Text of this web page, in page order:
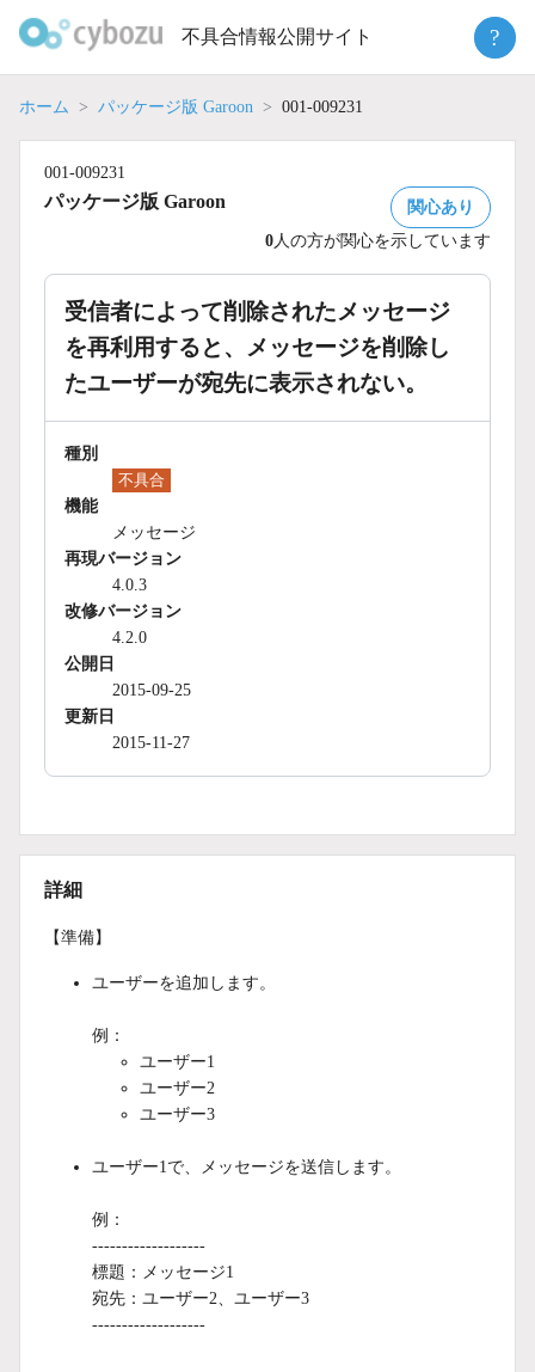
不具合情報公開サイト ?
ホーム パッケージ版 Garoon 001-009231
001-009231
パッケージ版 Garoon
関心あり
0 人の方が関心を示しています
受信者によって削除されたメッセージ
を再利用すると、メッセージを削除し
たユーザーが宛先に表示されない。
種別
不具合
機能
メッセージ
再現バージョン
4.0.3
改修バージョン
4.2.0
公開日
2015-09-25
更新日
2015-11-27
詳細
【準備】
ユーザーを追加します。
例：
ユーザー1
ユーザー2
ユーザー3
ユーザー1で、メッセージを送信します。
例：
-------------------
標題：メッセージ1
宛先：ユーザー2、ユーザー3
-------------------